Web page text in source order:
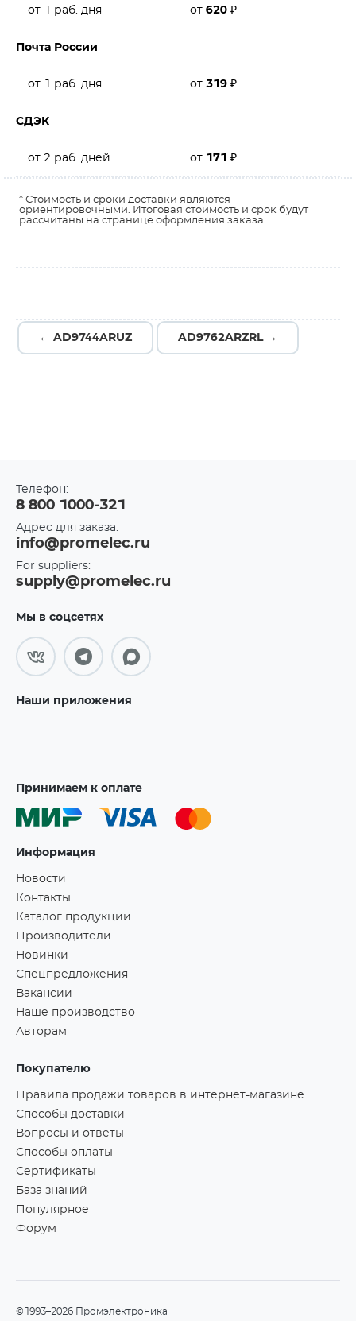
от 1 раб. дня от 620 ₽
Почта России
от 1 раб. дня от 319 ₽
СДЭК
от 2 раб. дней от 171 ₽
* Стоимость и сроки доставки являются
ориентировочными. Итоговая стоимость и срок будут
рассчитаны на странице оформления заказа.
← AD9744ARUZ AD9762ARZRL →
Телефон:
8 800 1000-321
Адрес для заказа:
info@promelec.ru
For suppliers:
supply@promelec.ru
Мы в соцсетях
Наши приложения
Принимаем к оплате
Информация
Новости
Контакты
Каталог продукции
Производители
Новинки
Спецпредложения
Вакансии
Наше производство
Авторам
Покупателю
Правила продажи товаров в интернет-магазине
Способы доставки
Вопросы и ответы
Способы оплаты
Сертификаты
База знаний
Популярное
Форум
©1993–2026 Промэлектроника